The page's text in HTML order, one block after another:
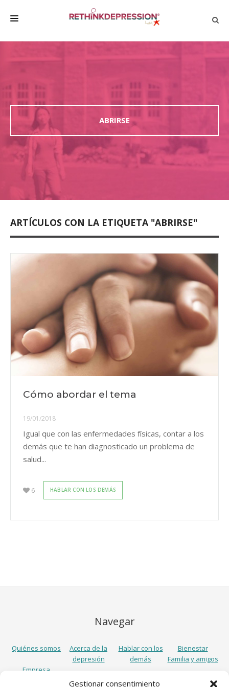
Gestionar consentimiento
HABLAR CON LOS DEMÁS
BIENESTAR
FAMILIA Y AMIGOS
EMPRESA
DEPRESSÃO SEM RODEIOS
ABRIRSE
ARTÍCULOS CON LA ETIQUETA "ABRIRSE"
Cómo abordar el tema
19/01/2018
Igual que con las enfermedades físicas, contar a los
demás que te han diagnosticado un problema de
salud...
6 HABLAR CON LOS DEMÁS
Navegar
Quiénes somos
Acerca de la
depresión
Hablar con los
demás
Bienestar
Familia y amigos
Empresa